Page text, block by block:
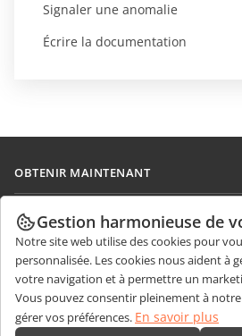
Signaler une anomalie
Écrire la documentation
OBTENIR MAINTENANT
Docs
DocSpace
Workspace
Connecteurs
Applications de bureau
COLLABORATION
Pour les contributeurs
Pour les traducteurs
Pour les influenceurs
OBTENIR DES NOUVELLES
Blog
OBTENIR DE L'AIDE
Forum
Gestion harmonieuse de
Notre site web utilise des cookies pour
personnalisée. Les cookies nous aident à
votre navigation et à permettre un
Vous pouvez consentir pleinement à
gérer vos préférences. En savoir plus